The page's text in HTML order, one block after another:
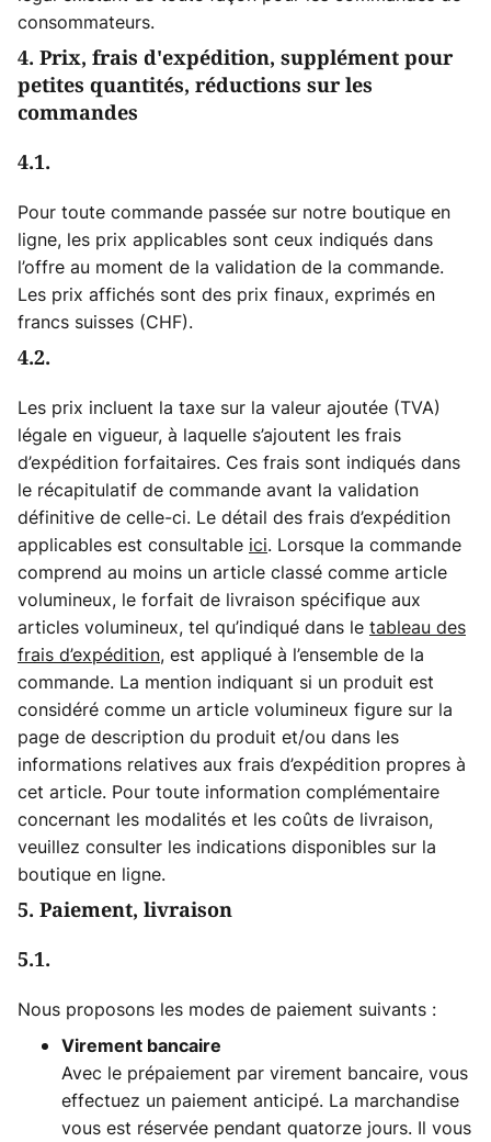
consommateurs.
4. Prix, frais d'expédition, supplément pour
petites quantités, réductions sur les
commandes
4.1.
Pour toute commande passée sur notre boutique en
ligne, les prix applicables sont ceux indiqués dans
l’offre au moment de la validation de la commande.
Les prix affichés sont des prix finaux, exprimés en
francs suisses (CHF).
4.2.
Les prix incluent la taxe sur la valeur ajoutée (TVA)
légale en vigueur, à laquelle s’ajoutent les frais
d’expédition forfaitaires. Ces frais sont indiqués dans
le récapitulatif de commande avant la validation
définitive de celle-ci. Le détail des frais d’expédition
applicables est consultable ici. Lorsque la commande
comprend au moins un article classé comme article
volumineux, le forfait de livraison spécifique aux
articles volumineux, tel qu’indiqué dans le tableau des
frais d’expédition, est appliqué à l’ensemble de la
commande. La mention indiquant si un produit est
considéré comme un article volumineux figure sur la
page de description du produit et/ou dans les
informations relatives aux frais d’expédition propres à
cet article. Pour toute information complémentaire
concernant les modalités et les coûts de livraison,
veuillez consulter les indications disponibles sur la
boutique en ligne.
5. Paiement, livraison
5.1.
Nous proposons les modes de paiement suivants :
Virement bancaire
Avec le prépaiement par virement bancaire, vous
effectuez un paiement anticipé. La marchandise
vous est réservée pendant quatorze jours. Il vous